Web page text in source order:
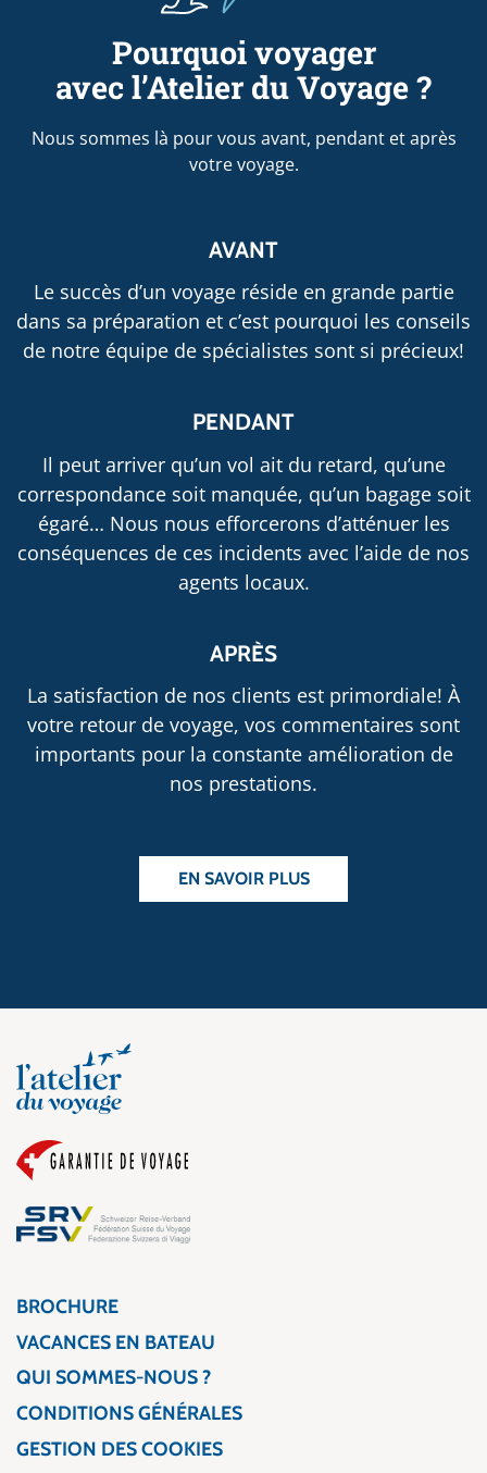
Pourquoi voyager
avec l’Atelier du Voyage ?
Nous sommes là pour vous avant, pendant et après
votre voyage.
AVANT
Le succès d’un voyage réside en grande partie
dans sa préparation et c’est pourquoi les conseils
de notre équipe de spécialistes sont si précieux!
PENDANT
Il peut arriver qu’un vol ait du retard, qu’une
correspondance soit manquée, qu’un bagage soit
égaré… Nous nous efforcerons d’atténuer les
conséquences de ces incidents avec l’aide de nos
agents locaux.
APRÈS
La satisfaction de nos clients est primordiale! À
votre retour de voyage, vos commentaires sont
importants pour la constante amélioration de
nos prestations.
EN SAVOIR PLUS
BROCHURE
VACANCES EN BATEAU
QUI SOMMES-NOUS ?
CONDITIONS GÉNÉRALES
GESTION DES COOKIES